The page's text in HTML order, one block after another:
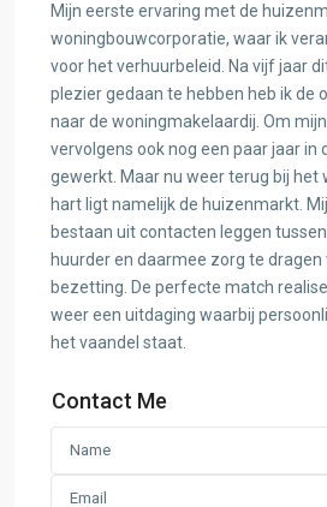
Mijn eerste ervaring met de
woningbouwcorporatie, waar ik
voor het verhuurbeleid. Na vijf jaar
plezier gedaan te hebben heb ik de
naar de woningmakelaardij. Om
vervolgens ook nog een paar jaar in
gewerkt. Maar nu weer terug bij het
hart ligt namelijk de huizenmarkt.
bestaan uit contacten leggen
huurder en daarmee zorg te
bezetting. De perfecte match
weer een uitdaging waarbij
het vaandel staat.
Contact Me